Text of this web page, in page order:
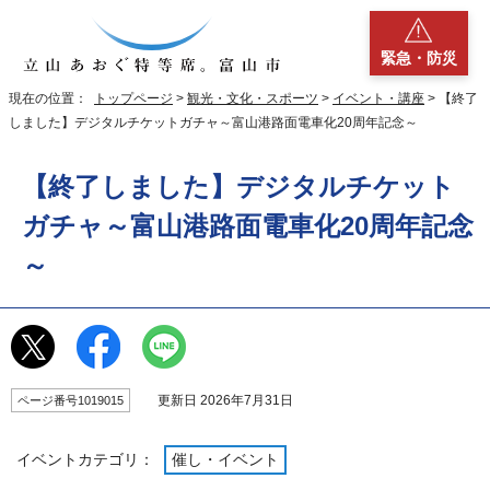
緊急・防災
現在の位置： トップページ > 観光・文化・スポーツ > イベント・講座 > 【終了
しました】デジタルチケットガチャ～富山港路面電車化20周年記念～
【終了しました】デジタルチケット
ガチャ～富山港路面電車化20周年記念
～
ページ番号1019015 更新日 2026年7月31日
イベントカテゴリ： 催し・イベント